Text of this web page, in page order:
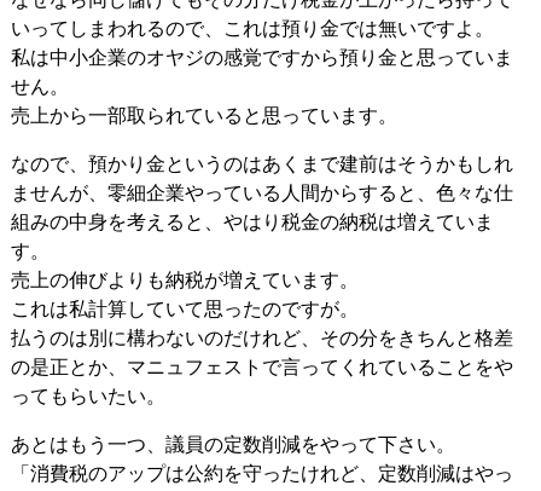
いってしまわれるので、これは預り金では無いですよ。
私は中小企業のオヤジの感覚ですから預り金と思っていま
せん。
売上から一部取られていると思っています。
なので、預かり金というのはあくまで建前はそうかもしれ
ませんが、零細企業やっている人間からすると、色々な仕
組みの中身を考えると、やはり税金の納税は増えていま
す。
売上の伸びよりも納税が増えています。
これは私計算していて思ったのですが。
払うのは別に構わないのだけれど、その分をきちんと格差
の是正とか、マニュフェストで言ってくれていることをや
ってもらいたい。
あとはもう一つ、議員の定数削減をやって下さい。
「消費税のアップは公約を守ったけれど、定数削減はやっ